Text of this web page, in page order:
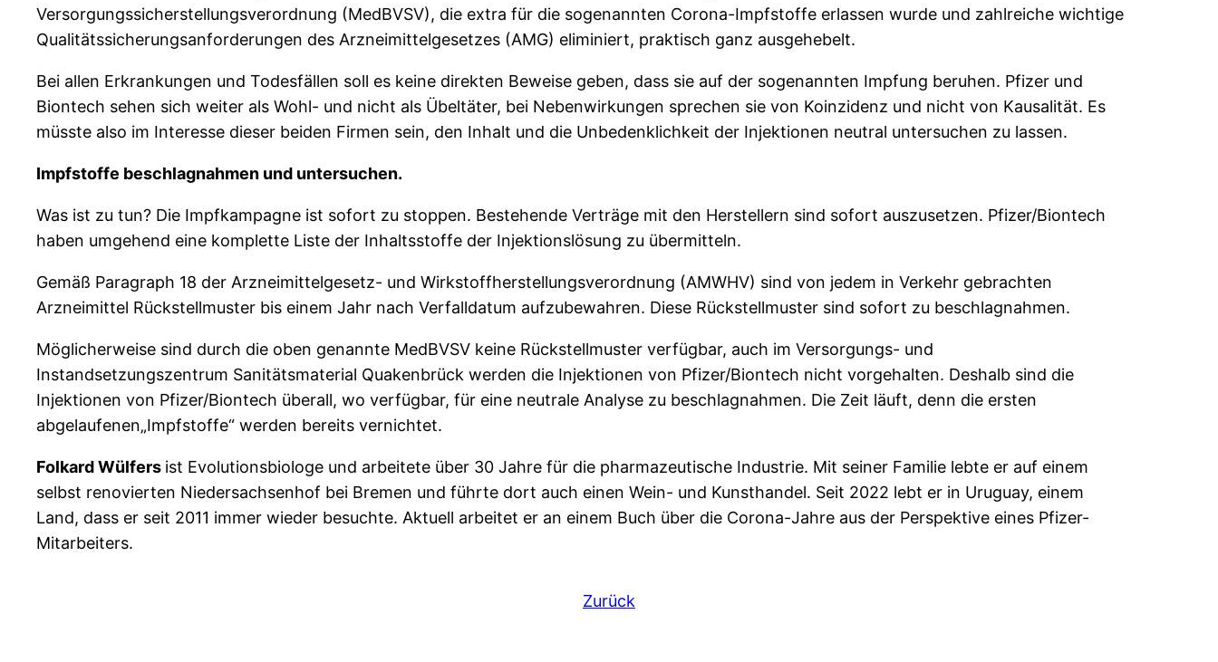
Versorgungssicherstellungsverordnung (MedBVSV), die extra für die sogenannten Corona-Impfstoffe erlassen wurde und zahlreiche wichtige
Qualitätssicherungsanforderungen des Arzneimittelgesetzes (AMG) eliminiert, praktisch ganz ausgehebelt.
Bei allen Erkrankungen und Todesfällen soll es keine direkten Beweise geben, dass sie auf der sogenannten Impfung beruhen. Pfizer und
Biontech sehen sich weiter als Wohl- und nicht als Übeltäter, bei Nebenwirkungen sprechen sie von Koinzidenz und nicht von Kausalität. Es
müsste also im Interesse dieser beiden Firmen sein, den Inhalt und die Unbedenklichkeit der Injektionen neutral untersuchen zu lassen.
Impfstoffe beschlagnahmen und untersuchen.
Was ist zu tun? Die Impfkampagne ist sofort zu stoppen. Bestehende Verträge mit den Herstellern sind sofort auszusetzen. Pfizer/Biontech
haben umgehend eine komplette Liste der Inhaltsstoffe der Injektionslösung zu übermitteln.
Gemäß Paragraph 18 der Arzneimittelgesetz- und Wirkstoffherstellungsverordnung (AMWHV) sind von jedem in Verkehr gebrachten
Arzneimittel Rückstellmuster bis einem Jahr nach Verfalldatum aufzubewahren. Diese Rückstellmuster sind sofort zu beschlagnahmen.
Möglicherweise sind durch die oben genannte MedBVSV keine Rückstellmuster verfügbar, auch im Versorgungs- und
Instandsetzungszentrum Sanitätsmaterial Quakenbrück werden die Injektionen von Pfizer/Biontech nicht vorgehalten. Deshalb sind die
Injektionen von Pfizer/Biontech überall, wo verfügbar, für eine neutrale Analyse zu beschlagnahmen. Die Zeit läuft, denn die ersten
abgelaufenen„Impfstoffe“ werden bereits vernichtet.
Folkard Wülfers ist Evolutionsbiologe und arbeitete über 30 Jahre für die pharmazeutische Industrie. Mit seiner Familie lebte er auf einem
selbst renovierten Niedersachsenhof bei Bremen und führte dort auch einen Wein- und Kunsthandel. Seit 2022 lebt er in Uruguay, einem
Land, dass er seit 2011 immer wieder besuchte. Aktuell arbeitet er an einem Buch über die Corona-Jahre aus der Perspektive eines Pfizer-
Mitarbeiters.
Zurück